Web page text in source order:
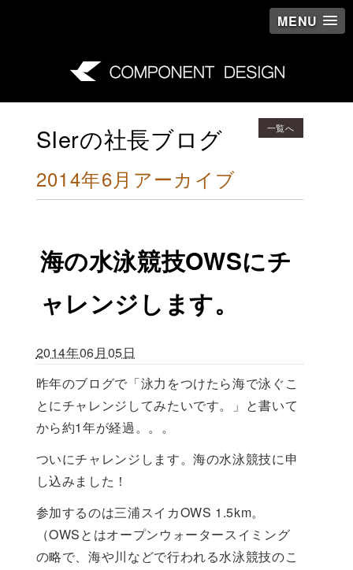
MENU
SIerの社長ブログ 一覧へ
2014年6月アーカイブ
海の水泳競技OWSにチ
ャレンジします。
2014年06月05日
昨年のブログで「泳力をつけたら海で泳ぐこ
とにチャレンジしてみたいです。」と書いて
から約1年が経過。。。
ついにチャレンジします。海の水泳競技に申
し込みました！
参加するのは三浦スイカOWS 1.5km。
（OWSとはオープンウォータースイミング
の略で、海や川などで行われる水泳競技のこ